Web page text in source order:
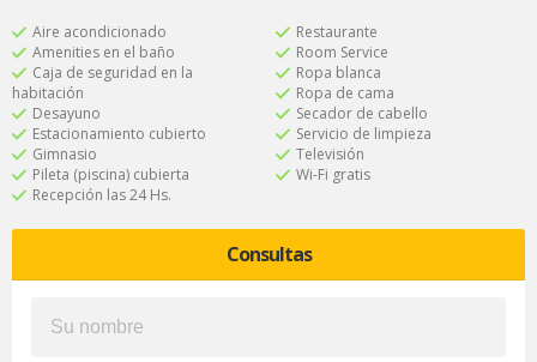
Aire acondicionado
Amenities en el baño
Caja de seguridad en la
habitación
Desayuno
Estacionamiento cubierto
Gimnasio
Pileta (piscina) cubierta
Recepción las 24 Hs.
Restaurante
Room Service
Ropa blanca
Ropa de cama
Secador de cabello
Servicio de limpieza
Televisión
Wi-Fi gratis
Consultas